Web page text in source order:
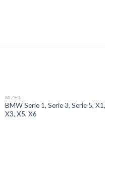
ΜΙΖΕΣ
BMW Serie 1, Serie 3, Serie 5, X1,
X3, X5, X6